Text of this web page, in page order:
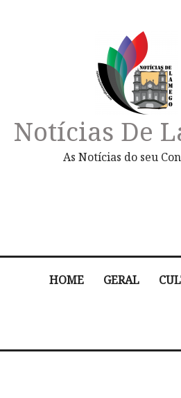
Notícias De
As Notícias do seu
HOME GERAL